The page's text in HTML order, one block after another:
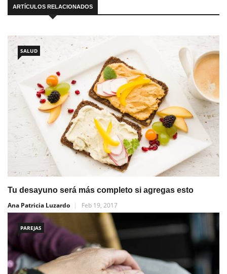
ARTÍCULOS RELACIONADOS
SALUD
Tu desayuno será más completo si agregas esto
Ana Patricia Luzardo
Feb 19, 2017
PAREJAS